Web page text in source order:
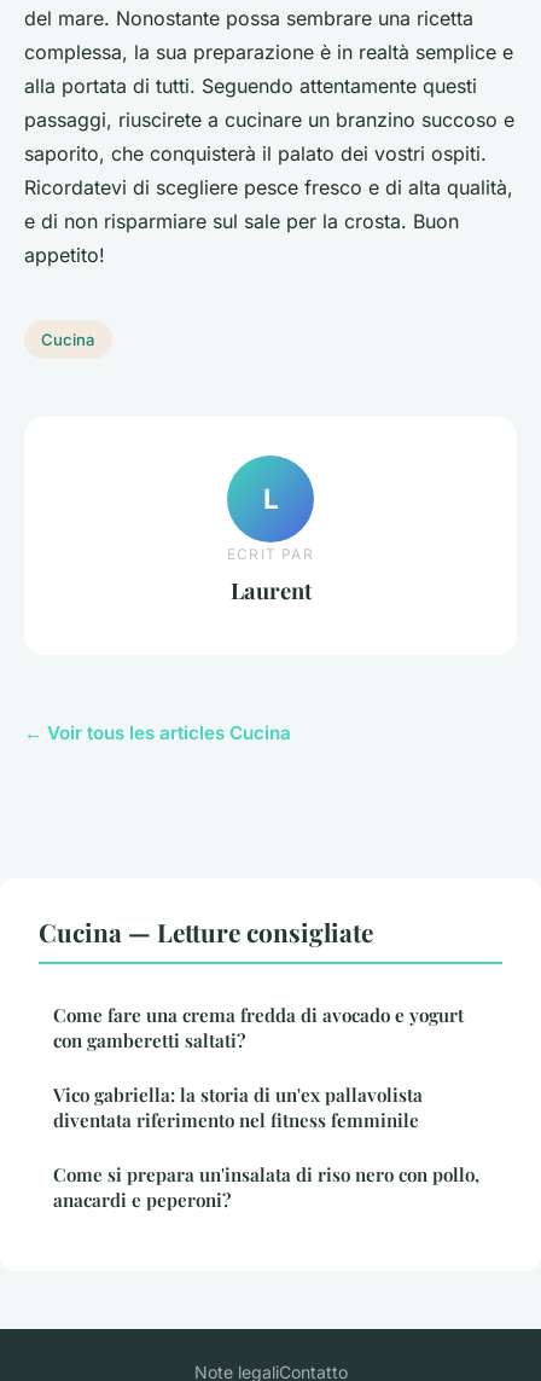
del mare. Nonostante possa sembrare una ricetta
complessa, la sua preparazione è in realtà semplice e
alla portata di tutti. Seguendo attentamente questi
passaggi, riuscirete a cucinare un branzino succoso e
saporito, che conquisterà il palato dei vostri ospiti.
Ricordatevi di scegliere pesce fresco e di alta qualità,
e di non risparmiare sul sale per la crosta. Buon
appetito!
Cucina
L
ECRIT PAR
Laurent
← Voir tous les articles Cucina
Cucina — Letture consigliate
Come fare una crema fredda di avocado e yogurt
con gamberetti saltati?
Vico gabriella: la storia di un'ex pallavolista
diventata riferimento nel fitness femminile
Come si prepara un'insalata di riso nero con pollo,
anacardi e peperoni?
Note legaliContatto